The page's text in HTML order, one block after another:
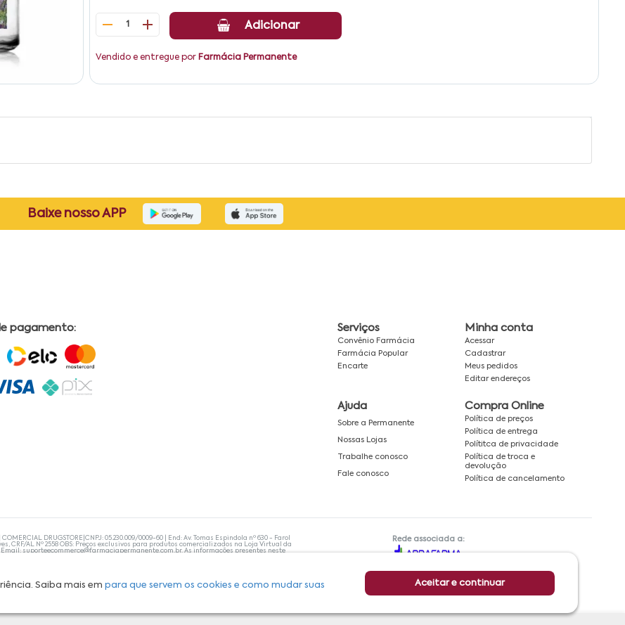
1 Adicionar
Vendido e entregue por Farmácia Permanente
Saiba mais empara que servem os cookies e como mudar suas
Aceitar e continuar
Baixe nosso APP
pagamento: Serviços
Convênio Farmácia
Farmácia Popular
Encarte
Minha conta
Acessar
Cadastrar
Meus pedidos
Editar endereços
Ajuda
Sobre a Permanente
Nossas Lojas
Trabalhe conosco
Fale conosco
Compra Online
Política de preços
Política de entrega
Polítitca de privacidade
Política de troca e
devolução
Política de cancelamento
DRUGSTORE|CNPJ: 05.230.009/0009-60 | End: Av. Tomas Espindola nº 630 - Farol
CRF/AL Nº 2558 OBS: Preços exclusivos para produtos comercializados na Loja Virtual da
Email: suporteecommerce@farmaciapermanente.com.br. As informações presentes neste
de um profissional da área médica. Apenas o médico está capacitado para
um médico deve ser consultado. A Farmácia Permanente trabalha com as
com tranquilidade. A privacidade e a segurança dos clientes são compromissos da
de produto em nosso estoque.
Rede associada a: